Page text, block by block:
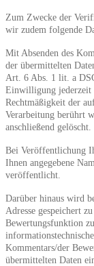
Zum Zwecke der
wir zudem folgende
Mit Absenden des
der übermittelten
Art. 6 Abs. 1 lit. a
Einwilligung jederzeit
Rechtmäßigkeit der
Verarbeitung berührt
anschließend gelöscht.
Bei Veröffentlichung
Ihnen angegebene
veröffentlicht.
Darüber hinaus wird
Adresse gespeichert
Bewertungsfunktion
Kommentars/der
übermittelten Daten